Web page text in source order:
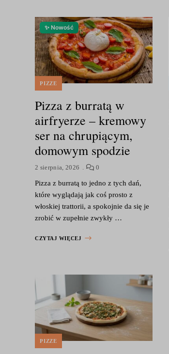
✨ Nowość
PIZZE
Pizza z burratą w
airfryerze – kremowy
ser na chrupiącym,
domowym spodzie
2 sierpnia, 2026 0
Pizza z burratą to jedno z tych dań,
które wyglądają jak coś prosto z
włoskiej trattorii, a spokojnie da się je
zrobić w zupełnie zwykły …
CZYTAJ WIĘCEJ
PIZZE